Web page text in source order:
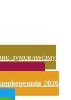
зумовленому
2026